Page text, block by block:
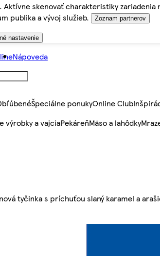
Aktívne skenovať charakteristiky
publika a vývoj služieb.
Zoznam partnerov
nastavenie
Nápoveda
Špeciálne ponukyOnline Club
výrobky a vajciaPekáreňMäso a lahôdky
tyčinka s príchuťou slaný karamel a